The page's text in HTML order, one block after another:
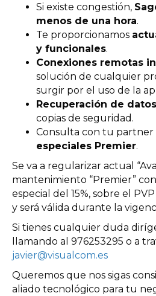
Si existe congestión,
menos de una hora.
Te proporcionamos
y funcionales.
Conexiones remotas
solución de cualquier
surgir por el uso de la
Recuperación de datos
copias de seguridad.
Consulta con tu partner
especiales Premier.
Se va a regularizar actual
mantenimiento “Premier”
especial del 15%, sobre el
y será válida durante la
Si tienes cualquier duda
llamando al 976253295 o a
javier@visualcom.es
Queremos que nos sigas
aliado tecnológico para tu